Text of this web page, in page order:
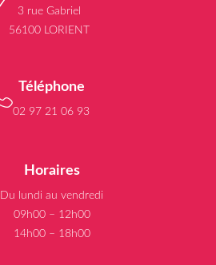
3 rue Gabriel
56100 LORIENT
Téléphone
02 97 21 06 93
Horaires
Du lundi au vendredi
09h00 – 12h00
14h00 – 18h00